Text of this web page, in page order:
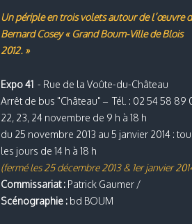
Un périple en trois volets autour de l’œuvre
Bernard Cosey « Grand Boum-Ville de Blois
2012. »
Expo 41 - Rue de la Voûte-du-Château
Arrêt de bus "Château" – Tél. : 02 54 58 89
22, 23, 24 novembre de 9 h à 18 h
du 25 novembre 2013 au 5 janvier 2014 :
les jours de 14 h à 18 h
(fermé les 25 décembre 2013 & 1er janvier
Commissariat : Patrick Gaumer /
Scénographie : bd BOUM